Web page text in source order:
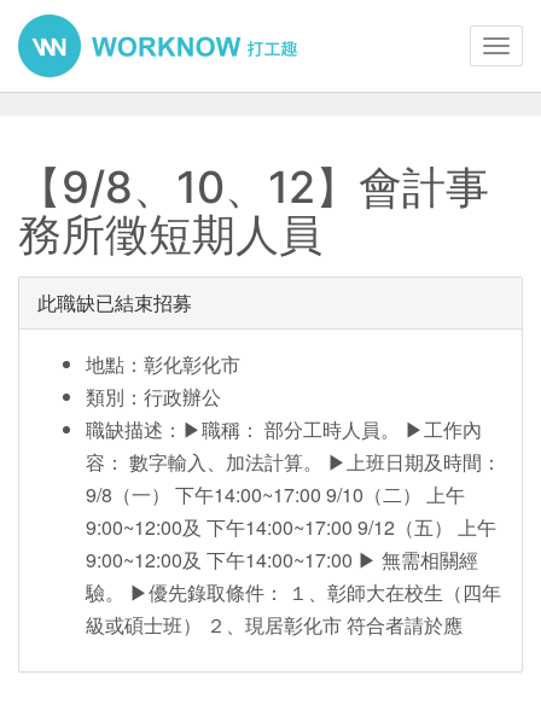
【9/8、10、12】會計事
務所徵短期人員
此職缺已結束招募
地點：彰化彰化市
類別：行政辦公
職缺描述：▶職稱： 部分工時人員。 ▶工作內
容： 數字輸入、加法計算。 ▶上班日期及時間：
9/8（一） 下午14:00~17:00 9/10（二） 上午
9:00~12:00及 下午14:00~17:00 9/12（五） 上午
9:00~12:00及 下午14:00~17:00 ▶ 無需相關經
驗。 ▶優先錄取條件： １、彰師大在校生（四年
級或碩士班） ２、現居彰化市 符合者請於應